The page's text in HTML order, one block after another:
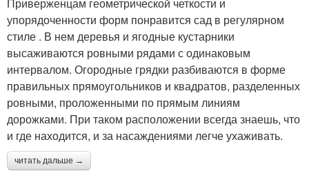
Приверженцам геометрической четкости и
упорядоченности форм понравится сад в регулярном
стиле . В нем деревья и ягодные кустарники
высаживаются ровными рядами с одинаковым
интервалом. Огородные грядки разбиваются в форме
правильных прямоугольников и квадратов, разделенных
ровными, проложенными по прямым линиям
дорожками. При таком расположении всегда знаешь, что
и где находится, и за насаждениями легче ухаживать.
читать дальше →